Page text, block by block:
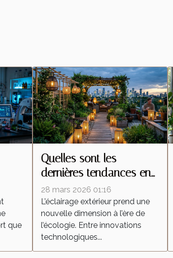
que
Quelles sont les
dernières tendances en
éclairage extérieur
écologique ?
28 mars 2026 01:16
L’éclairage extérieur prend une
nouvelle dimension à l’ère de
l’écologie. Entre innovations
technologiques...